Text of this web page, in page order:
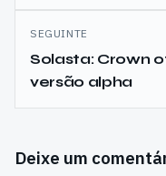
artigos
SEGUINTE
Solasta: Crown
versão alpha
Deixe um